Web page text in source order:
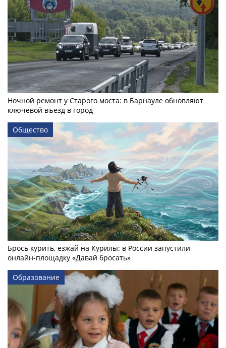
Ночной ремонт у Старого моста: в Барнауле обновляют
ключевой въезд в город
Общество
Брось курить, езжай на Курилы: в России запустили
онлайн-­площадку «Давай бросать»
Образование